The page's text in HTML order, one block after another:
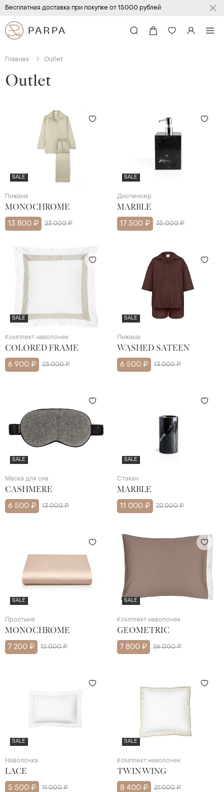
Бесплатная доставка при покупке от 15000 рублей
Главная Outlet
Outlet
SALE
Пижама
MONOCHROME
13 800 ₽ 23 000 ₽
SALE
Диспенсер
MARBLE
17 500 ₽ 35 000 ₽
SALE
Комплект наволочек
COLORED FRAME
6 900 ₽ 23 000 ₽
SALE
Пижама
WASHED SATEEN
6 500 ₽ 13 000 ₽
SALE
Маска для сна
CASHMERE
6 500 ₽ 13 000 ₽
SALE
Стакан
MARBLE
11 000 ₽ 22 000 ₽
SALE
Простыня
MONOCHROME
7 200 ₽ 12 000 ₽
SALE
Комплект наволочек
GEOMETRIC
7 800 ₽ 26 000 ₽
SALE
Наволочка
LACE
5 500 ₽ 11 000 ₽
SALE
Комплект наволочек
TWIN WING
8 400 ₽ 21 000 ₽